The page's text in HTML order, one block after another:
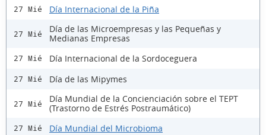
27 Mié Día Internacional de la Piña
27 Mié
Día de las Microempresas y las Pequeñas y
Medianas Empresas
27 Mié Día Internacional de la Sordoceguera
27 Mié Día de las Mipymes
27 Mié
Día Mundial de la Concienciación sobre el TEPT
(Trastorno de Estrés Postraumático)
27 Mié Día Mundial del Microbioma